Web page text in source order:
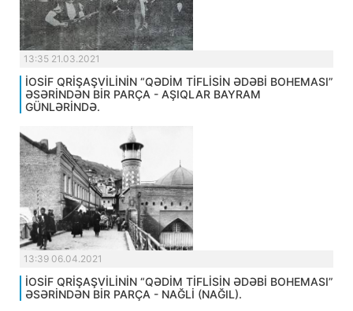
13:35 21.03.2021
İOSİF QRİŞAŞVİLİNİN “QƏDİM TİFLİSİN ƏDƏBİ BOHEMASI”
ƏSƏRİNDƏN BİR PARÇA - AŞIQLAR BAYRAM
GÜNLƏRİNDƏ.
13:39 06.04.2021
İOSİF QRİŞAŞVİLİNİN “QƏDİM TİFLİSİN ƏDƏBİ BOHEMASI”
ƏSƏRİNDƏN BİR PARÇA - NAĞLİ (NAĞIL).